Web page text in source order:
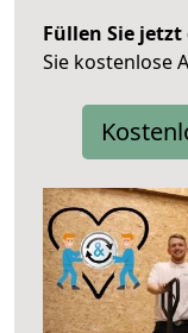
Füllen Sie
Sie kostenlose